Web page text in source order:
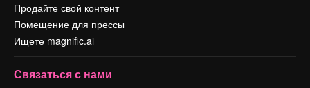
Продайте свой контент
Помещение для прессы
Ищете magnific.ai
Связаться с нами